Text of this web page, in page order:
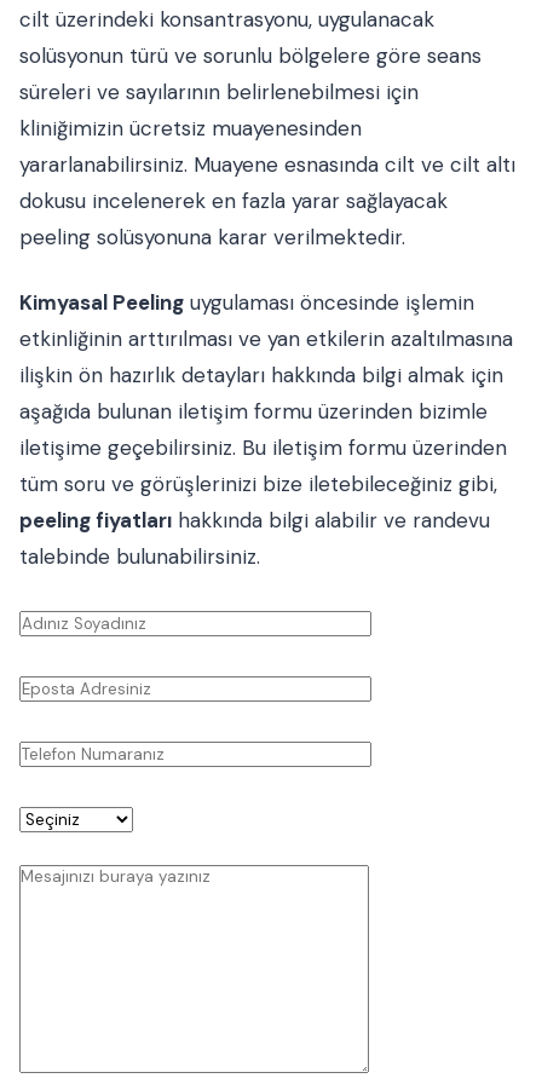
cilt üzerindeki konsantrasyonu, uygulanacak
solüsyonun türü ve sorunlu bölgelere göre seans
süreleri ve sayılarının belirlenebilmesi için
kliniğimizin ücretsiz muayenesinden
yararlanabilirsiniz. Muayene esnasında cilt ve cilt altı
dokusu incelenerek en fazla yarar sağlayacak
peeling solüsyonuna karar verilmektedir.
Kimyasal Peeling uygulaması öncesinde işlemin
etkinliğinin arttırılması ve yan etkilerin azaltılmasına
ilişkin ön hazırlık detayları hakkında bilgi almak için
aşağıda bulunan iletişim formu üzerinden bizimle
iletişime geçebilirsiniz. Bu iletişim formu üzerinden
tüm soru ve görüşlerinizi bize iletebileceğiniz gibi,
peeling fiyatları hakkında bilgi alabilir ve randevu
talebinde bulunabilirsiniz.